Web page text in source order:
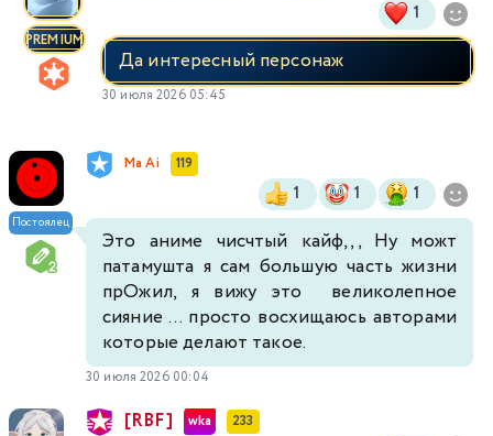
PREMIUM
1
Да интересный персонаж
30 июля 2026 05:45
Постоялец
Ma Ai 119
1 1 1
Это аниме чисчтый кайф,,, Ну можт
патамушта я сам большую часть жизни
прОжил, я вижу это великолепное
сияние ... просто восхищаюсь авторами
которые делают такое.
30 июля 2026 00:04
[RBF] wka 233